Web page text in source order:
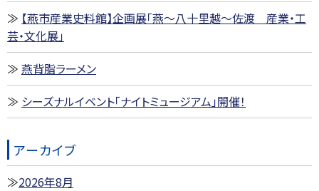
【燕市産業史料館】企画展「燕～八十里越～佐渡 産業・工
芸・文化展」
燕背脂ラーメン
シーズナルイベント「ナイトミュージアム」開催！
アーカイブ
2026年8月